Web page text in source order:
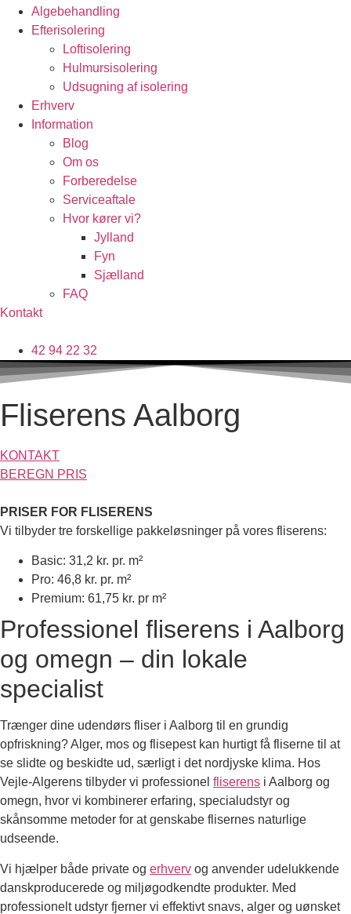
Algebehandling
Efterisolering
Loftisolering
Hulmursisolering
Udsugning af isolering
Erhverv
Information
Blog
Om os
Forberedelse
Serviceaftale
Hvor kører vi?
Jylland
Fyn
Sjælland
FAQ
Kontakt
42 94 22 32
Fliserens Aalborg
KONTAKT
BEREGN PRIS
PRISER FOR FLISERENS
Vi tilbyder tre forskellige pakkeløsninger på vores fliserens:
Basic: 31,2 kr. pr. m²
Pro: 46,8 kr. pr. m²
Premium: 61,75 kr. pr m²
Professionel fliserens i Aalborg
og omegn – din lokale
specialist
Trænger dine udendørs fliser i Aalborg til en grundig
opfriskning? Alger, mos og flisepest kan hurtigt få fliserne til at
se slidte og beskidte ud, særligt i det nordjyske klima. Hos
Vejle-Algerens tilbyder vi professionel fliserens i Aalborg og
omegn, hvor vi kombinerer erfaring, specialudstyr og
skånsomme metoder for at genskabe flisernes naturlige
udseende.
Vi hjælper både private og erhverv og anvender udelukkende
danskproducerede og miljøgodkendte produkter. Med
professionelt udstyr fjerner vi effektivt snavs, alger og uønsket